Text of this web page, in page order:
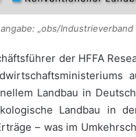
„obs/Industrieverband
der HFFA
Landbau in
Landbau in
– was im